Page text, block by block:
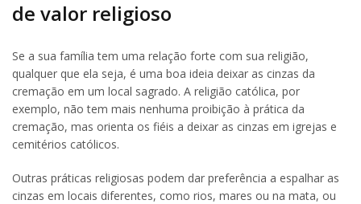
de valor religioso
Se a sua família tem uma relação forte com sua religião,
qualquer que ela seja, é uma boa ideia deixar as cinzas da
cremação em um local sagrado. A religião católica, por
exemplo, não tem mais nenhuma proibição à prática da
cremação, mas orienta os fiéis a deixar as cinzas em igrejas e
cemitérios católicos.
Outras práticas religiosas podem dar preferência a espalhar as
cinzas em locais diferentes, como rios, mares ou na mata, ou